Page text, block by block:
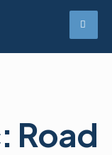
Road